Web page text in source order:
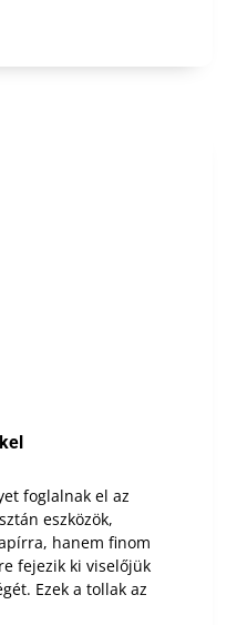
foglalnak el az
eszközök,
hanem finom
fejezik ki viselőjük
Ezek a tollak az